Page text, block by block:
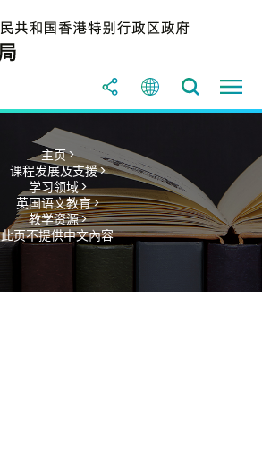
主页 >
课程发展及支援 >
学习领域 >
英国语文教育 >
教学资源 >
此页不提供中文內容